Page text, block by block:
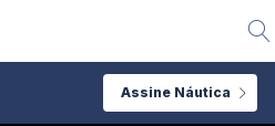
Assine Náutica